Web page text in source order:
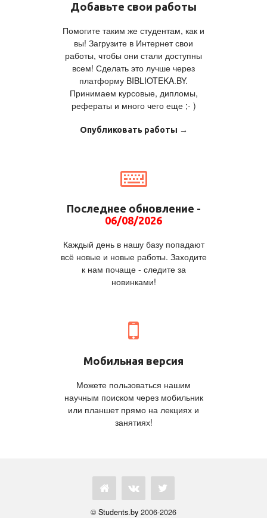
Добавьте свои работы
Помогите таким же студентам, как и
вы! Загрузите в Интернет свои
работы, чтобы они стали доступны
всем! Сделать это лучше через
платформу BIBLIOTEKA.BY.
Принимаем курсовые, дипломы,
рефераты и много чего еще ;- )
Опубликовать работы →
Последнее обновление -
06/08/2026
Каждый день в нашу базу попадают
всё новые и новые работы. Заходите
к нам почаще - следите за
новинками!
Мобильная версия
Можете пользоваться нашим
научным поиском через мобильник
или планшет прямо на лекциях и
занятиях!
© Students.by 2006-2026